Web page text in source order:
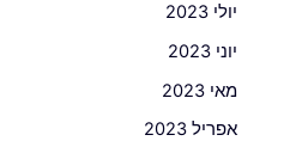
יולי 2023
יוני 2023
מאי 2023
אפריל 2023